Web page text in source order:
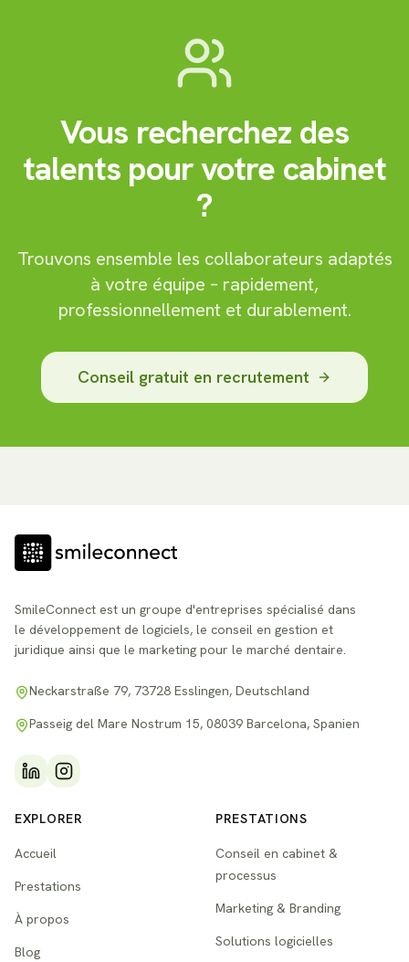
Vous recherchez des
talents pour votre cabinet
?
Trouvons ensemble les collaborateurs adaptés
à votre équipe – rapidement,
professionnellement et durablement.
Conseil gratuit en recrutement
SmileConnect est un groupe d'entreprises spécialisé dans
le développement de logiciels, le conseil en gestion et
juridique ainsi que le marketing pour le marché dentaire.
Neckarstraße 79, 73728 Esslingen, Deutschland
Passeig del Mare Nostrum 15, 08039 Barcelona, Spanien
EXPLORER
Accueil
Prestations
À propos
Blog
PRESTATIONS
Conseil en cabinet &
processus
Marketing & Branding
Solutions logicielles